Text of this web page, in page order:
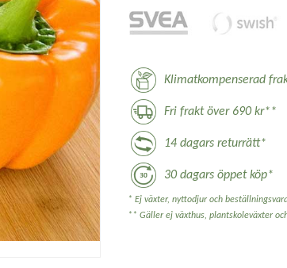
Klimatkompenserad
Fri frakt över 690 kr**
14 dagars returrätt*
30 dagars öppet köp*
* Ej växter, nyttodjur och
** Gäller ej växthus, plantskoleväxter